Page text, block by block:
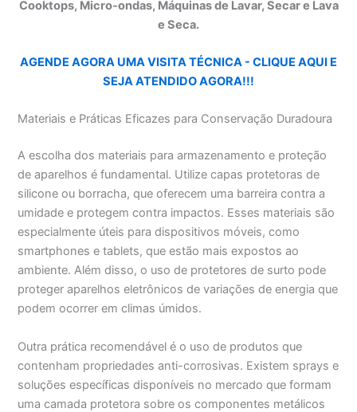
Cooktops, Micro-ondas, Máquinas de Lavar, Secar e Lava
e Seca.
AGENDE AGORA UMA VISITA TÉCNICA - CLIQUE AQUI E
SEJA ATENDIDO AGORA!!!
Materiais e Práticas Eficazes para Conservação Duradoura
A escolha dos materiais para armazenamento e proteção
de aparelhos é fundamental. Utilize capas protetoras de
silicone ou borracha, que oferecem uma barreira contra a
umidade e protegem contra impactos. Esses materiais são
especialmente úteis para dispositivos móveis, como
smartphones e tablets, que estão mais expostos ao
ambiente. Além disso, o uso de protetores de surto pode
proteger aparelhos eletrônicos de variações de energia que
podem ocorrer em climas úmidos.
Outra prática recomendável é o uso de produtos que
contenham propriedades anti-corrosivas. Existem sprays e
soluções específicas disponíveis no mercado que formam
uma camada protetora sobre os componentes metálicos